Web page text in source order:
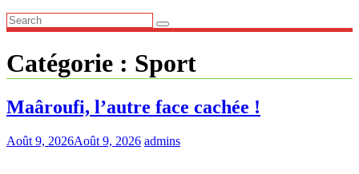
Catégorie : Sport
Maâroufi, l’autre face cachée !
Août 9, 2026Août 9, 2026 admins